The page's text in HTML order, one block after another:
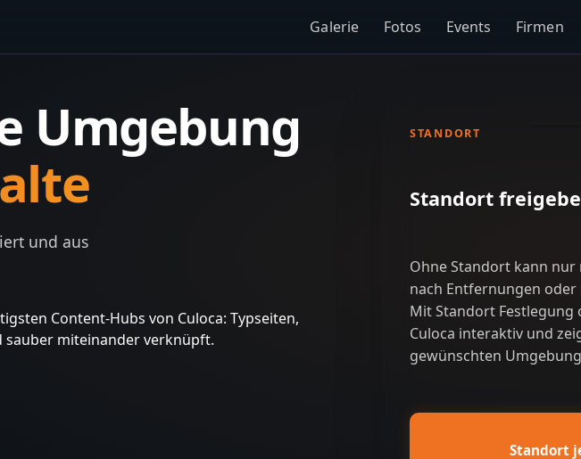
Galerie Fotos Events Firmen
Umgebung
und aus
Content-Hubs von Culoca: Typseiten,
sauber miteinander verknüpft.
STANDORT
Standort
Ohne Standort kann
nach Entfernungen
Mit Standort Festlegung
Culoca interaktiv und
gewünschten
Standort